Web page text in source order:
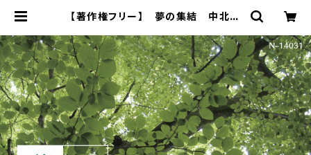
【著作権フリー】 夢の集結 中北利
楽研究所 ＣＤではありません。ＷＡＶ
ファイルです